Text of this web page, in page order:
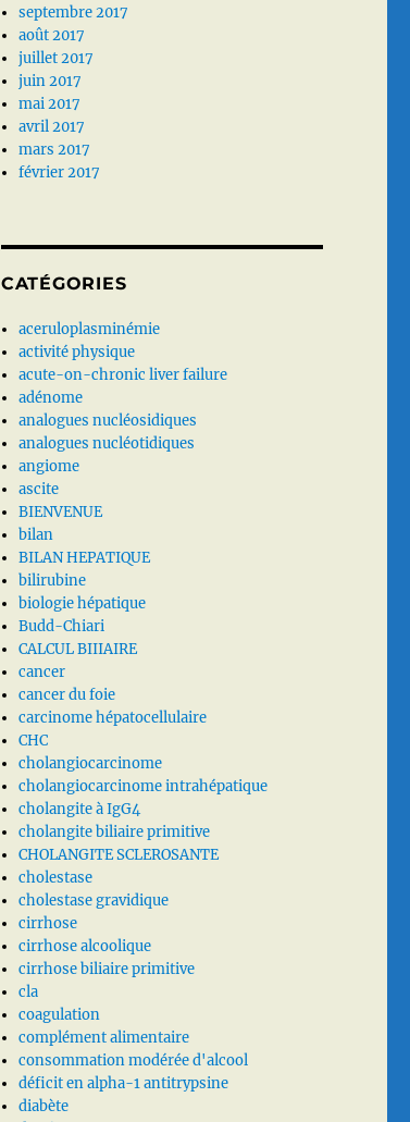
septembre 2017
août 2017
juillet 2017
juin 2017
mai 2017
avril 2017
mars 2017
février 2017
CATÉGORIES
aceruloplasminémie
activité physique
acute-on-chronic liver failure
adénome
analogues nucléosidiques
analogues nucléotidiques
angiome
ascite
BIENVENUE
bilan
BILAN HEPATIQUE
bilirubine
biologie hépatique
Budd-Chiari
CALCUL BIIIAIRE
cancer
cancer du foie
carcinome hépatocellulaire
CHC
cholangiocarcinome
cholangiocarcinome intrahépatique
cholangite à IgG4
cholangite biliaire primitive
CHOLANGITE SCLEROSANTE
cholestase
cholestase gravidique
cirrhose
cirrhose alcoolique
cirrhose biliaire primitive
cla
coagulation
complément alimentaire
consommation modérée d'alcool
déficit en alpha-1 antitrypsine
diabète